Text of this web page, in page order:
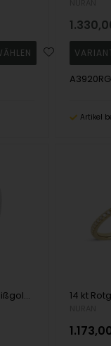
Artikel
Diwa 14 Karat Weißgold mehrfarbiger Ehering, von Nuran